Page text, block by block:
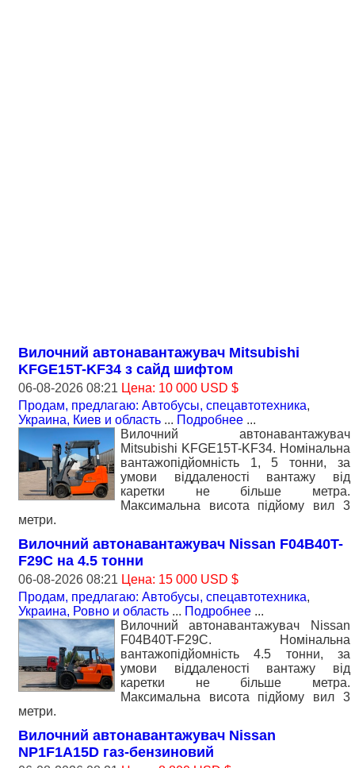
Вилочний автонавантажувач Mitsubishi
KFGE15T-KF34 з сайд шифтом
06-08-2026 08:21 Цена: 10 000 USD $
Продам, предлагаю: Автобусы, спецавтотехника,
Украина, Киев и область ... Подробнее ...
Вилочний автонавантажувач
Mitsubishi KFGE15T-KF34. Номiнальна
вантажопідйомність 1, 5 тонни, за
умови віддаленості вантажу від
каретки не більше метра.
Максимальна висота підйому вил 3
метри.
Вилочний автонавантажувач Nissan F04B40T-
F29C на 4.5 тонни
06-08-2026 08:21 Цена: 15 000 USD $
Продам, предлагаю: Автобусы, спецавтотехника,
Украина, Ровно и область ... Подробнее ...
Вилочний автонавантажувач Nissan
F04B40T-F29C. Номiнальна
вантажопідйомність 4.5 тонни, за
умови віддаленості вантажу від
каретки не більше метра.
Максимальна висота підйому вил 3
метри.
Вилочний автонавантажувач Nissan
NP1F1A15D газ-бензиновий